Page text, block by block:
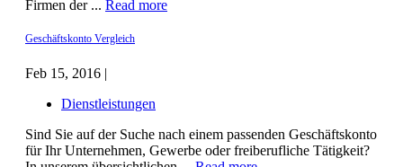
Firmen der ... Read more
Geschäftskonto Vergleich
Feb 15, 2016 |
Dienstleistungen
Sind Sie auf der Suche nach einem passenden Geschäftskonto
für Ihr Unternehmen, Gewerbe oder freiberufliche Tätigkeit?